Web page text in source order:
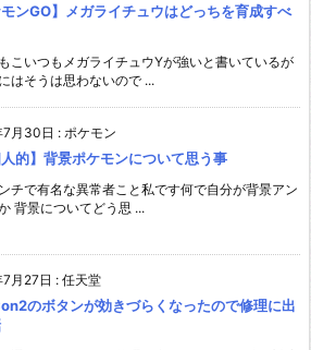
モンGO】メガライチュウはどっちを育成すべ
こいつもメガライチュウYが強いと書いているが
はそうは思わないので ...
月30日 : ポケモン
人的】背景ポケモンについて思う事
チで有名な異常者こと私です何で自分が背景アン
背景についてどう思 ...
月27日 : 任天堂
のボタンが効きづらくなったので修理に出